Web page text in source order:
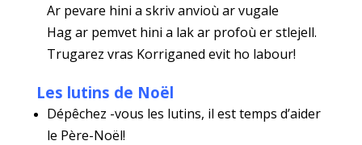
Ar pevare hini a skriv anvioù ar vugale
Hag ar pemvet hini a lak ar profoù er stlejell.
Trugarez vras Korriganed evit ho labour!
Les lutins de Noël
Dépêchez -vous les lutins, il est temps d’aider
le Père-Noël!